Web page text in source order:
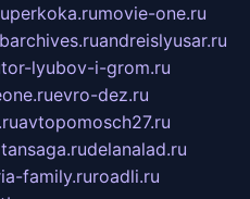
perkoka.rumovie-one.ru
andreislyusar.ru
tor-lyubov-i-grom.ru
evro-dez.ru
avtopomosch27.ru
delanalad.ru
family.ruroadli.ru